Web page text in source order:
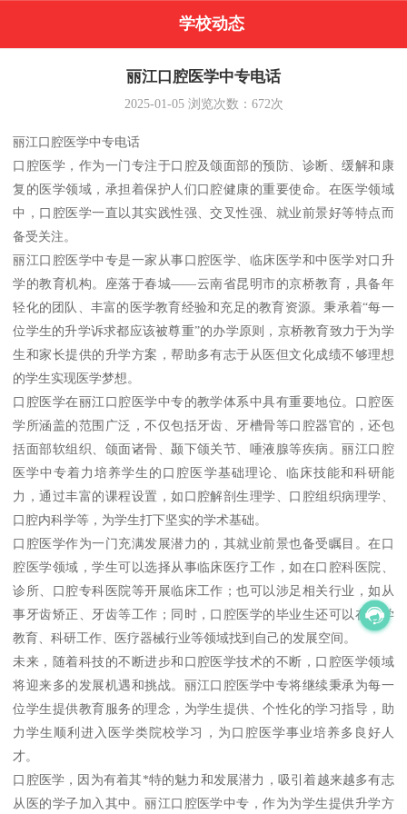
学校动态
丽江口腔医学中专电话
2025-01-05浏览次数： 672次
丽江口腔医学中专电话
口腔医学，作为一门专注于口腔及颌面部的预防、诊断、缓解和康
复的医学领域，承担着保护人们口腔健康的重要使命。在医学领域
中，口腔医学一直以其实践性强、交叉性强、就业前景好等特点而
备受关注。
丽江口腔医学中专是一家从事口腔医学、临床医学和中医学对口升
学的教育机构。座落于春城——云南省昆明市的京桥教育，具备年
轻化的团队、丰富的医学教育经验和充足的教育资源。秉承着“每一
位学生的升学诉求都应该被尊重”的办学原则，京桥教育致力于为学
生和家长提供的升学方案，帮助多有志于从医但文化成绩不够理想
的学生实现医学梦想。
口腔医学在丽江口腔医学中专的教学体系中具有重要地位。口腔医
学所涵盖的范围广泛，不仅包括牙齿、牙槽骨等口腔器官的，还包
括面部软组织、颌面诸骨、颞下颌关节、唾液腺等疾病。丽江口腔
医学中专着力培养学生的口腔医学基础理论、临床技能和科研能
力，通过丰富的课程设置，如口腔解剖生理学、口腔组织病理学、
口腔内科学等，为学生打下坚实的学术基础。
口腔医学作为一门充满发展潜力的，其就业前景也备受瞩目。在口
腔医学领域，学生可以选择从事临床医疗工作，如在口腔科医院、
诊所、口腔专科医院等开展临床工作；也可以涉足相关行业，如从
事牙齿矫正、牙齿等工作；同时，口腔医学的毕业生还可以在医学
教育、科研工作、医疗器械行业等领域找到自己的发展空间。
未来，随着科技的不断进步和口腔医学技术的不断，口腔医学领域
将迎来多的发展机遇和挑战。丽江口腔医学中专将继续秉承为每一
位学生提供教育服务的理念，为学生提供、个性化的学习指导，助
力学生顺利进入医学类院校学习，为口腔医学事业培养多良好人
才。
口腔医学，因为有着其*特的魅力和发展潜力，吸引着越来越多有志
从医的学子加入其中。丽江口腔医学中专，作为为学生提供升学方